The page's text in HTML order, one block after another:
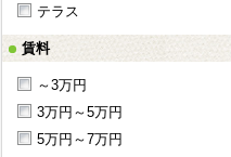
テラス
賃料
～3万円
3万円～5万円
5万円～7万円